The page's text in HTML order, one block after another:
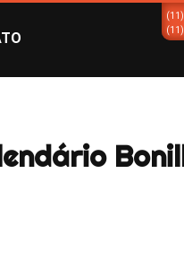
(11)
(11)